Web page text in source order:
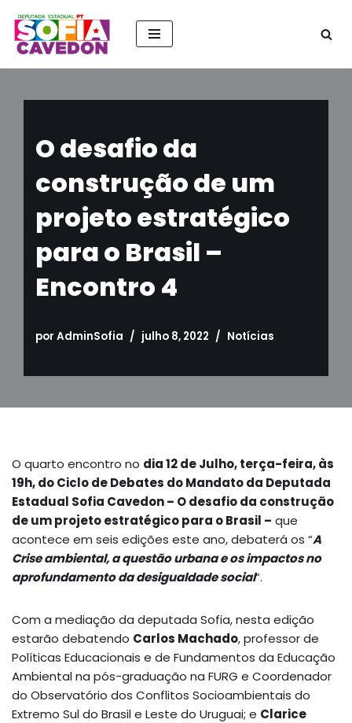
Pular
conteúdo
O desafio da
construção de um
projeto estratégico
para o Brasil –
Encontro 4
por AdminSofia julho 8, 2022 Notícias
O quarto encontro no dia 12 de Julho, terça-feira, às
19h, do Ciclo de Debates do Mandato da Deputada
Estadual Sofia Cavedon – O desafio da construção
de um projeto estratégico para o Brasil – que
acontece em seis edições este ano, debaterá os “A
Crise ambiental, a questão urbana e os impactos no
aprofundamento da desigualdade social“.
Com a mediação da deputada Sofia, nesta edição
estarão debatendo Carlos Machado, professor de
Políticas Educacionais e de Fundamentos da Educação
Ambiental na pós-graduação na FURG e Coordenador
do Observatório dos Conflitos Socioambientais do
Extremo Sul do Brasil e Leste do Uruguai; e Clarice